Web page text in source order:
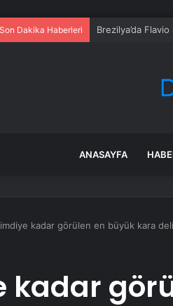
Son Dakika Haberleri Brezilya’da Flavio
ANASAYFA
kadar görülen en büyük kara
kadar